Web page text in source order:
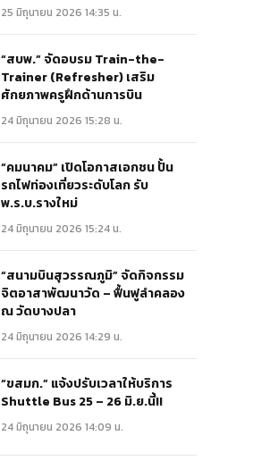
25 มิถุนายน 2026 14:35 น.
“สบพ.” จัดอบรม Train-the-
Trainer (Refresher) เสริม
ศักยภาพครูฝึกด้านการบิน
24 มิถุนายน 2026 15:28 น.
“คมนาคม” เปิดโอกาสเอกชน ปั้น
รถไฟท่องเที่ยวระดับโลก รับ
พ.ร.บ.รางใหม่
24 มิถุนายน 2026 15:24 น.
“สนามบินสุวรรณภูมิ” จัดกิจกรรม
จิตอาสาพัฒนาวัด – ฟื้นฟูลำคลอง
ณ วัดบางปลา
24 มิถุนายน 2026 14:29 น.
“ขสมก.” แจ้งปรับเวลาให้บริการ
Shuttle Bus 25 – 26 มิ.ย.นี้!!
24 มิถุนายน 2026 14:09 น.